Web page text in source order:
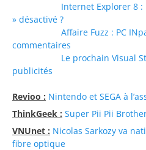
Internet Explorer 8
» désactivé ?
Affaire Fuzz : PC
commentaires
Le prochain Visual
publicités
Revioo : Nintendo et SEGA à
ThinkGeek : Super Pii Pii
VNUnet : Nicolas Sarkozy va
fibre optique